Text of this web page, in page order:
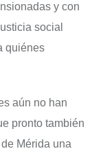
y con
social
quiénes
aún no han
pronto también
Mérida una